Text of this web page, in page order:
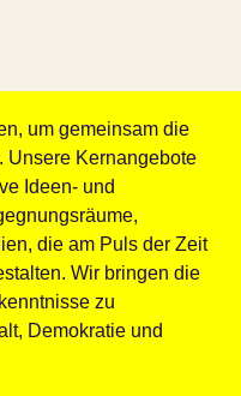
um gemeinsam die
Unsere Kernangebote
Ideen- und
die am Puls der Zeit
Wir bringen die
zu
Demokratie und